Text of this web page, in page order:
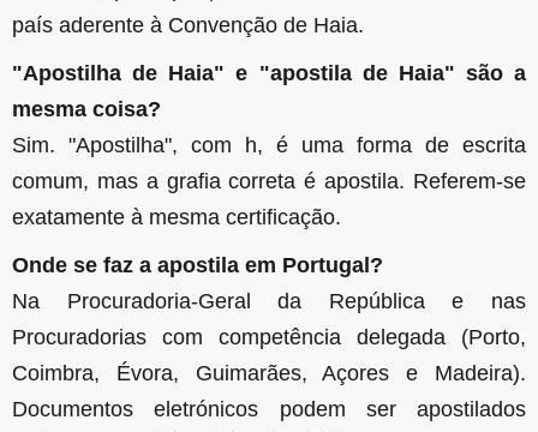
país aderente à Convenção de Haia.
"Apostilha de Haia" e "apostila de Haia" são a
mesma coisa?
Sim. "Apostilha", com h, é uma forma de escrita
comum, mas a grafia correta é apostila. Referem-se
exatamente à mesma certificação.
Onde se faz a apostila em Portugal?
Na Procuradoria-Geral da República e nas
Procuradorias com competência delegada (Porto,
Coimbra, Évora, Guimarães, Açores e Madeira).
Documentos eletrónicos podem ser apostilados